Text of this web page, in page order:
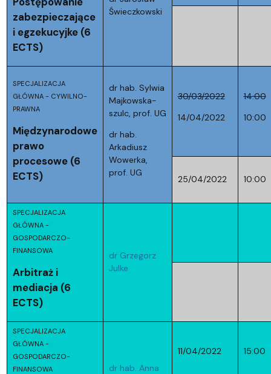
zabezpieczające
i egzekucyjke (6
ECTS)
Świeczkowski
SPECJALIZACJA
GŁÓWNA - CYWILNO-
PRAWNA
Międzynarodowe
prawo
procesowe (6
ECTS)
dr hab. Sylwia
Majkowska-
szulc, prof. UG
dr hab.
Arkadiusz
Wowerka,
prof. UG
30/03/2022
14/04/2022
14:00
10:00
25/04/2022 10:00
SPECJALIZACJA
GŁÓWNA -
GOSPODARCZO-
FINANSOWA
Arbitraż i
mediacja (6
ECTS)
dr Grzegorz
Julke
SPECJALIZACJA
GŁÓWNA -
GOSPODARCZO-
FINANSOWA
dr hab. Anna
11/04/2022 15:00